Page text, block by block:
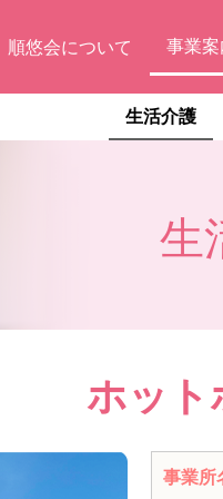
順悠会について 事業
生活介護
生
ホット
事業所